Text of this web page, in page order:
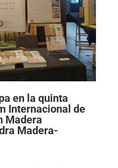
en la quinta
Internacional de
Madera
Madera-